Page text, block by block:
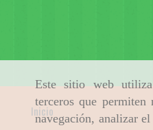
Este sitio web
terceros que
navegación, analizar
Inicio